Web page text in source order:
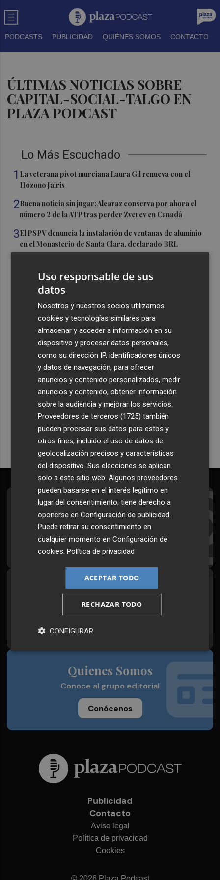
PODCASTS PUBLICIDAD QUIÉNES SOMOS CONTACTO
ÚLTIMAS NOTICIAS SOBRE
CAPITAL-SOCIAL-TALGO EN
PLAZA PODCAST
Lo Más Escuchado
1 La veterana pívot murciana Laura Gil renueva con el
Hozono Jairis
2Buena noticia sin jugar: Alcaraz conserva por ahora el
número 2 de la ATP tras perder Zverev en Canadá
3El PSPV denuncia la instalación de ventanas de aluminio
en el Monasterio de Santa Clara, declarado BRL
con el primer Día de las Comunidades de la Región en el
Exterior
Fallece Andrés Gómez Mora, expresidente de Eurocaja
Recibe toda la actualidad de
Plaza Podcast en tu correo
Quiero suscribirme
Suscríbete al Boletín
Todos los días a primera hora en tu email
¡Quiero suscribirme!
Síguenos en redes
Plaza Podcast, desde cualquier medio
Quienes Somos
Conoce al grupo editorial
Conócenos
Publicidad
Contacto
Aviso legal
Política de privacidad
Cookies
© 2026 Plaza Podcast
Uso responsable de sus
datos
Nosotros y nuestros socios utilizamos
cookies y tecnologías similares para
almacenar y acceder a información en su
dispositivo y procesar datos personales,
como su dirección IP, identificadores únicos
y datos de navegación, para ofrecer
anuncios y contenido personalizados, medir
anuncios y contenido, obtener información
sobre la audiencia y mejorar los servicios.
Proveedores de terceros (1725) también
pueden procesar sus datos para estos y
otros fines, incluido el uso de datos de
geolocalización precisos y características
del dispositivo. Sus elecciones se aplican
solo a este sitio web. Algunos proveedores
pueden basarse en el interés legítimo en
lugar del consentimiento; tiene derecho a
oponerse enConfiguración de publicidad.
Puede retirar su consentimiento en
cualquier momento enConfiguración de
cookies.Política de privacidad
ACEPTAR TODO
RECHAZAR TODO
CONFIGURAR